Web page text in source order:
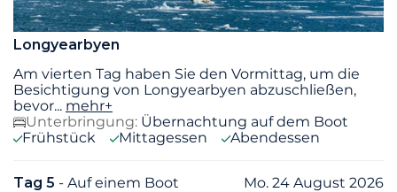
Longyearbyen
Am vierten Tag haben Sie den Vormittag, um die
Besichtigung von Longyearbyen abzuschließen,
bevor... mehr+
Unterbringung: Übernachtung auf dem Boot
Frühstück
Mittagessen Abendessen
Tag 5 - Auf einem Boot Mo. 24 August 2026